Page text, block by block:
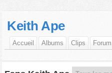
Keith Ape
Accueil Albums Clips Forum